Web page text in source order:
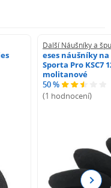
Další Náušníky a
eses náušníky
Sporta Pro KSC7
molitanové
50 %
(1 hodnocení)
Next